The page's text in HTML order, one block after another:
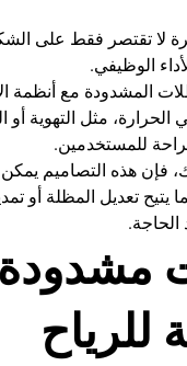
لا تقتصر فقط على
الوظيفي.
المشدودة مع أنظمة
مثل التهوية أو
للمستخدمين.
فإن هذه التصاميم يمكن
يتيح تعديل المظلة أو
مشدودة
للرياح